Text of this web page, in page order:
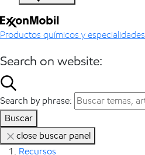
Productos químicos y especialidades
Search on website:
Search by phrase:
Buscar
close buscar panel
Recursos